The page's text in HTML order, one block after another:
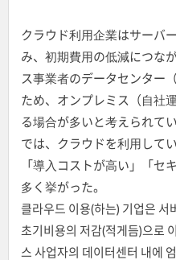
クラウド利用企業はサーバ
み、初期費用の低減につな
ス事業者のデータセンター
ため、オンプレミス（自社
る場合が多いと考えられて
では、クラウドを利用して
「導入コストが高い」「セ
多く挙がった。
클라우드 이용(하는) 기업은 서
초기비용의 저감(적게듬)으로
스 사업자의 데이터센터 내에